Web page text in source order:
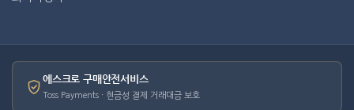
에스크로 구매안전서비스
Toss Payments · 현금성 결제 거래대금 보호